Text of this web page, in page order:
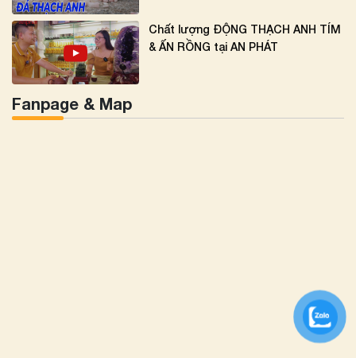
Chất lượng ĐỘNG THẠCH ANH TÍM
& ẤN RỒNG tại AN PHÁT
Fanpage & Map